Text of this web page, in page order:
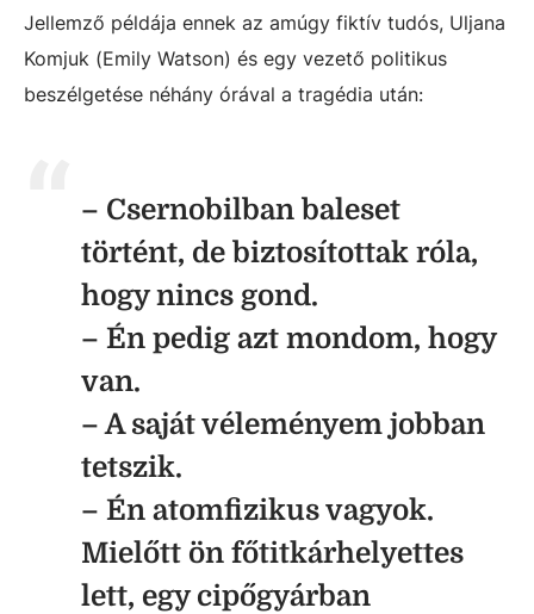
Jellemző példája ennek az amúgy fiktív tudós, Uljana
Komjuk (Emily Watson) és egy vezető politikus
beszélgetése néhány órával a tragédia után:
– Csernobilban baleset
történt, de biztosítottak róla,
hogy nincs gond.
– Én pedig azt mondom, hogy
van.
– A saját véleményem jobban
tetszik.
– Én atomfizikus vagyok.
Mielőtt ön főtitkárhelyettes
lett, egy cipőgyárban